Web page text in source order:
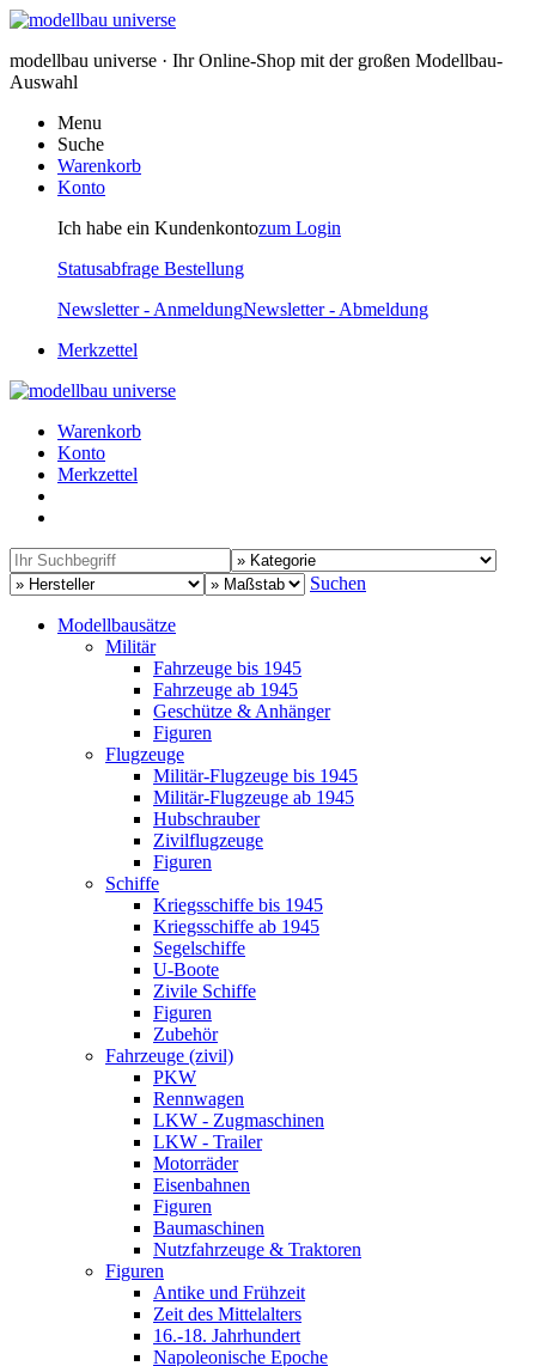
modellbau universe · Ihr Online-Shop mit der großen Modellbau-
Auswahl
Menu
Suche
Warenkorb
Konto
Ich habe ein Kundenkontozum Login
Statusabfrage Bestellung
Newsletter - AnmeldungNewsletter - Abmeldung
Merkzettel
Warenkorb
Konto
Merkzettel
Suchen
Modellbausätze
Militär
Fahrzeuge bis 1945
Fahrzeuge ab 1945
Geschütze & Anhänger
Figuren
Flugzeuge
Militär-Flugzeuge bis 1945
Militär-Flugzeuge ab 1945
Hubschrauber
Zivilflugzeuge
Figuren
Schiffe
Kriegsschiffe bis 1945
Kriegsschiffe ab 1945
Segelschiffe
U-Boote
Zivile Schiffe
Figuren
Zubehör
Fahrzeuge (zivil)
PKW
Rennwagen
LKW - Zugmaschinen
LKW - Trailer
Motorräder
Eisenbahnen
Figuren
Baumaschinen
Nutzfahrzeuge & Traktoren
Figuren
Antike und Frühzeit
Zeit des Mittelalters
16.-18. Jahrhundert
Napoleonische Epoche